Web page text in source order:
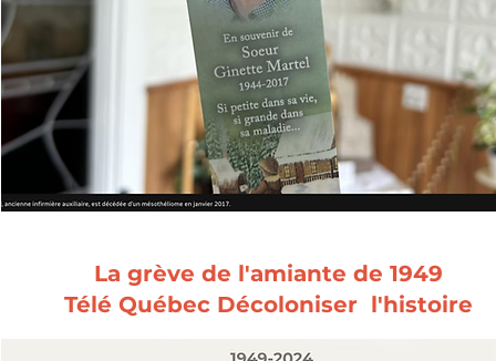
La grève de l'amiante de 1949
Télé Québec Décoloniser l'histoire